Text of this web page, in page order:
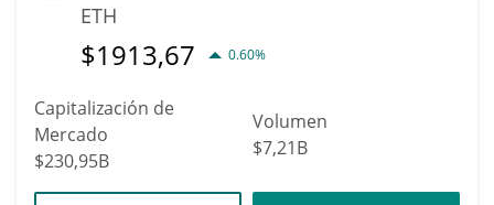
ETH
$1913,67 0.60%
Capitalización de
Mercado
$230,95B
Volumen
$7,21B